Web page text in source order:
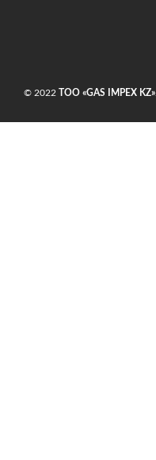
© 2022 ТОО «GAS IMPEX KZ»